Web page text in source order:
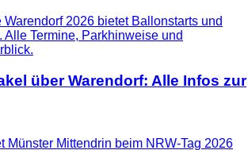
über Warendorf: Alle Infos zur